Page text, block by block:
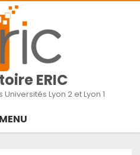
ERIC
Lyon 2 et Lyon 1
to
content